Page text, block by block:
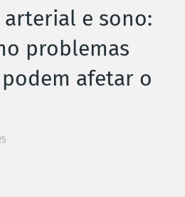
e sono:
problemas
afetar o